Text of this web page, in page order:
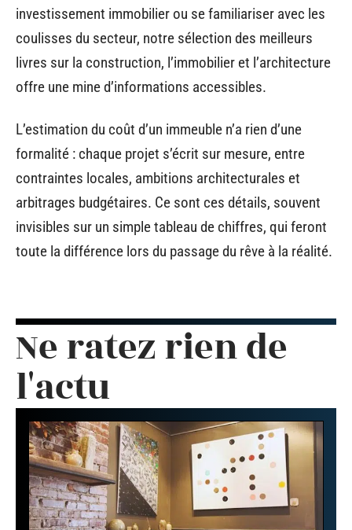
investissement immobilier ou se familiariser avec les
coulisses du secteur, notre sélection des meilleurs
livres sur la construction, l’immobilier et l’architecture
offre une mine d’informations accessibles.
L’estimation du coût d’un immeuble n’a rien d’une
formalité : chaque projet s’écrit sur mesure, entre
contraintes locales, ambitions architecturales et
arbitrages budgétaires. Ce sont ces détails, souvent
invisibles sur un simple tableau de chiffres, qui feront
toute la différence lors du passage du rêve à la réalité.
Ne ratez rien de
l'actu